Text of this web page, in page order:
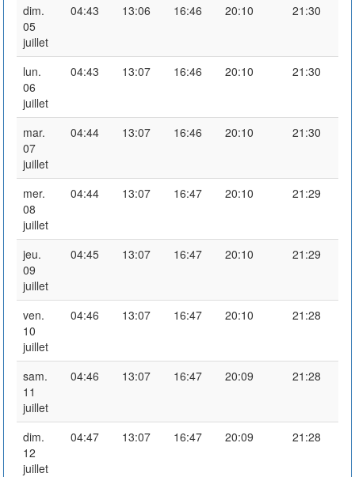
dim.
05
juillet
04:43 13:06 16:46 20:10 21:30
lun.
06
juillet
04:43 13:07 16:46 20:10 21:30
mar.
07
juillet
04:44 13:07 16:46 20:10 21:30
mer.
08
juillet
04:44 13:07 16:47 20:10 21:29
jeu.
09
juillet
04:45 13:07 16:47 20:10 21:29
ven.
10
juillet
04:46 13:07 16:47 20:10 21:28
sam.
11
juillet
04:46 13:07 16:47 20:09 21:28
dim.
12
juillet
04:47 13:07 16:47 20:09 21:28